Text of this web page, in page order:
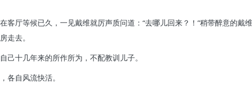
客厅等候已久，一见戴维就厉声质问道：“去哪儿回来？！”稍带醉意的戴
走去。
己十几年来的所作所为，不配教训儿子。
各自风流快活。